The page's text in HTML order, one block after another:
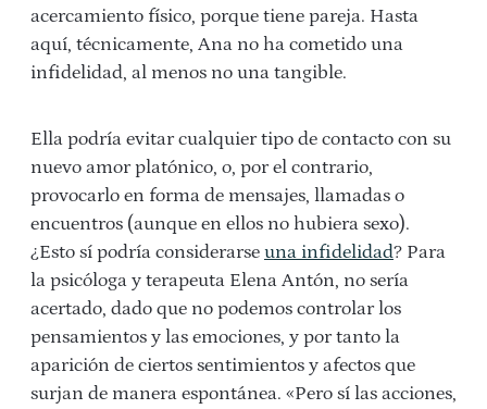
acercamiento físico, porque tiene pareja. Hasta
aquí, técnicamente, Ana no ha cometido una
infidelidad, al menos no una tangible.
Ella podría evitar cualquier tipo de contacto con su
nuevo amor platónico, o, por el contrario,
provocarlo en forma de mensajes, llamadas o
encuentros (aunque en ellos no hubiera sexo).
¿Esto sí podría considerarse una infidelidad? Para
la psicóloga y terapeuta Elena Antón, no sería
acertado, dado que no podemos controlar los
pensamientos y las emociones, y por tanto la
aparición de ciertos sentimientos y afectos que
surjan de manera espontánea. «Pero sí las acciones,